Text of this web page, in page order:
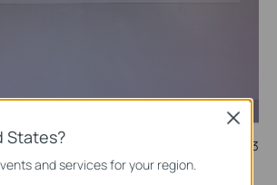
3. بعد استيراد البرامج الثابتة، سيتم ترقية NVR تلقائيًا. States?
and services for your region.
Close